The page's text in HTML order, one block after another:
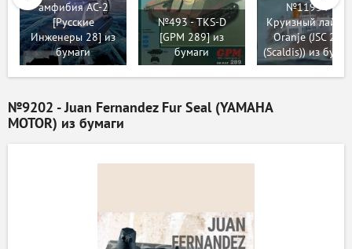
амфибия АС-2
[Русские
Инженеры 28] из
бумаги
№493 - TKS-D
[GPM 289] из
бумаги
№11934 -
Круизный
Oranje (JSC 288
(Scaldis)) из
№9202 - Juan Fernandez Fur Seal (YAMAHA
MOTOR) из бумаги